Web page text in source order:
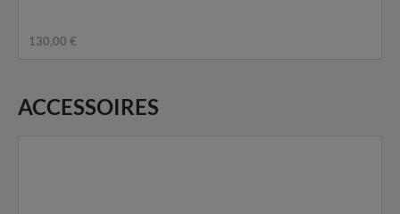
130,00 €
ACCESSOIRES